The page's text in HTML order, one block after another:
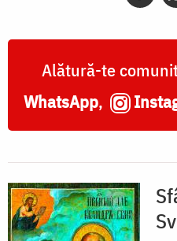
Alătură-te
WhatsApp,